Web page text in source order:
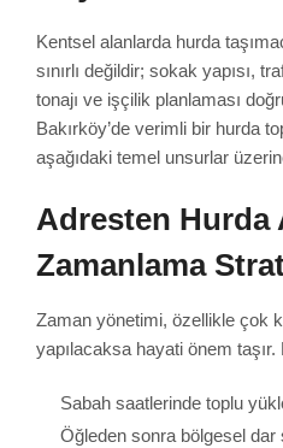
Kentsel alanlarda hurda
sınırlı değildir; sokak yapısı,
tonajı ve işçilik planlaması
Bakırköy’de verimli bir hurda
aşağıdaki temel unsurlar
Adresten Hurda
Zamanlama
Zaman yönetimi, özellikle çok
yapılacaksa hayati önem taşır.
Sabah saatlerinde toplu
Öğleden sonra bölgesel dar